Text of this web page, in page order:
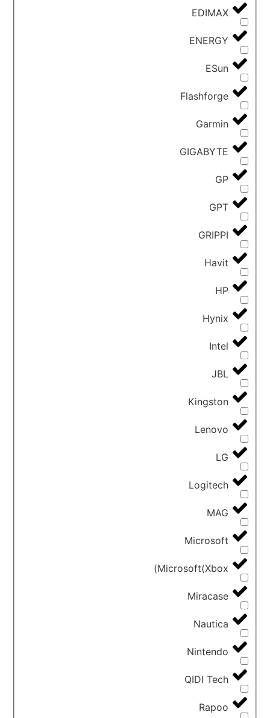
EDIMAX
ENERGY
ESun
Flashforge
Garmin
GIGABYTE
GP
GPT
GRIPPI
Havit
HP
Hynix
Intel
JBL
Kingston
Lenovo
LG
Logitech
MAG
Microsoft
Microsoft(Xbox)
Miracase
Nautica
Nintendo
QIDI Tech
Rapoo